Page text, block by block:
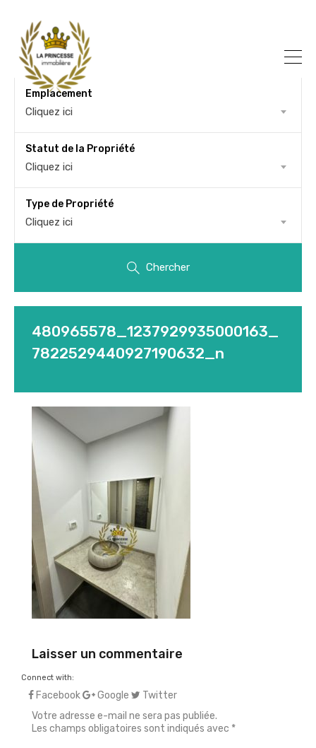
Emplacement
Cliquez ici
Statut de la Propriété
Cliquez ici
Type de Propriété
Cliquez ici
Chercher
480965578_1237929935000163_
7822529440927190632_n
Laisser un commentaire
Connect with:
Facebook Google
Twitter
Votre adresse e-mail ne sera pas publiée.
Les champs obligatoires sont indiqués avec *